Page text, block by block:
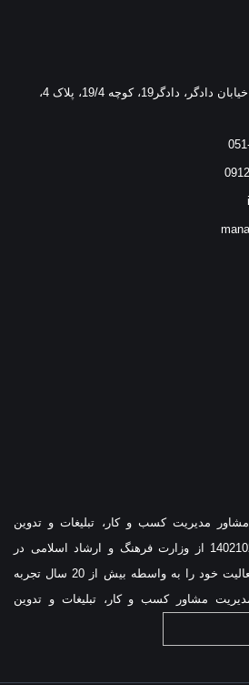
مشهد، بلوار وکیل آباد، خیابان دادگر، دادگر19، کوچه 19/4، پلاک 4،
مدیریت کسب و کار، تبلیغات و تدوین
استراتژی به شماره ثبت 14021027 از وزارت فرهنگ و ارشاد اسلامی در
رسته مشاور از سال 1396 فعالیت خود را به واسطه بیش از 20 سال تجربه
مشاور کسب و کار، تبلیغات و تدوین